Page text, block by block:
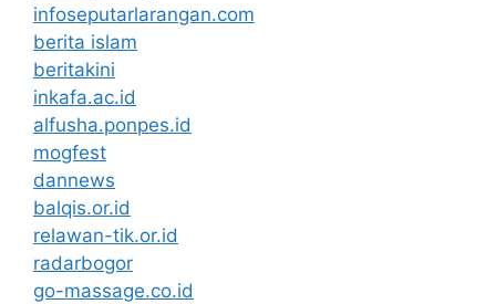
infoseputarlarangan.com
berita islam
beritakini
inkafa.ac.id
alfusha.ponpes.id
mogfest
dannews
balqis.or.id
relawan-tik.or.id
radarbogor
go-massage.co.id